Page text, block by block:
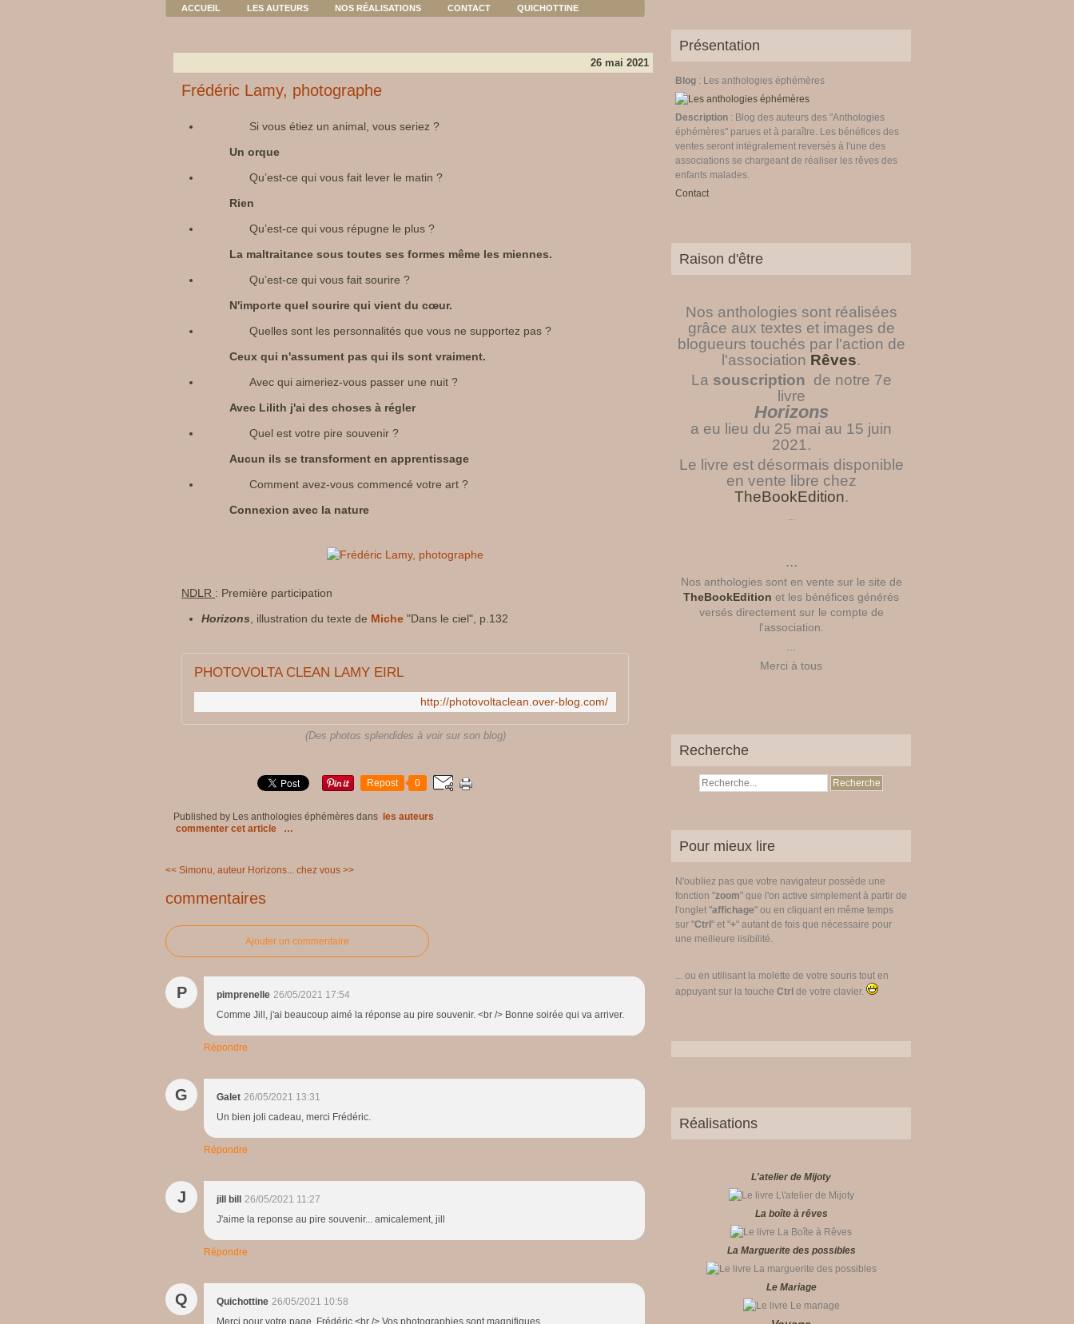
ACCUEIL LES AUTEURS NOS RÉALISATIONS CONTACT QUICHOTTINE
26 mai 2021
Frédéric Lamy, photographe
Si vous étiez un animal, vous seriez ?
Un orque
Qu’est-ce qui vous fait lever le matin ?
Rien
Qu’est-ce qui vous répugne le plus ?
La maltraitance sous toutes ses formes même les miennes.
Qu’est-ce qui vous fait sourire ?
N'importe quel sourire qui vient du cœur.
Quelles sont les personnalités que vous ne supportez pas ?
Ceux qui n'assument pas qui ils sont vraiment.
Avec qui aimeriez-vous passer une nuit ?
Avec Lilith j'ai des choses à régler
Quel est votre pire souvenir ?
Aucun ils se transforment en apprentissage
Comment avez-vous commencé votre art ?
Connexion avec la nature
NDLR : Première participation
Horizons , illustration du texte de Miche "Dans le ciel", p.132
PHOTOVOLTA CLEAN LAMY EIRL
http://photovoltaclean.over-blog.com/
(Des photos splendides à voir sur son blog)
Repost 0
Published by Les anthologies éphémères dans
les auteurs
commenter cet article
…
<< Simonu, auteur Horizons... chez vous >>
commentaires
Ajouter un commentaire
P pimprenelle 26/05/2021 17:54
Comme Jill, j'ai beaucoup aimé la réponse au pire souvenir. <br /> Bonne soirée qui va arriver.
Répondre
G Galet 26/05/2021 13:31
Un bien joli cadeau, merci Frédéric.
Répondre
J jill bill 26/05/2021 11:27
J'aime la reponse au pire souvenir... amicalement, jill
Répondre
Q Quichottine 26/05/2021 10:58
Merci pour votre page, Frédéric.<br /> Vos photographies sont magnifiques.
Présentation
Blog : Les anthologies éphémères
Description : Blog des auteurs des "Anthologies
éphémères" parues et à paraître. Les bénéfices des
ventes seront intégralement reversés à l'une des
associations se chargeant de réaliser les rêves des
enfants malades.
Contact
Raison d'être
Nos anthologies sont réalisées
grâce aux textes et images de
blogueurs touchés par l'action de
l'association Rêves.
La souscription de notre 7e
livre
Horizons
a eu lieu du 25 mai au 15 juin
2021.
Le livre est désormais disponible
en vente libre chez
TheBookEdition.
...
...
Nos anthologies sont en vente sur le site de
TheBookEdition et les bénéfices générés
versés directement sur le compte de
l'association.
Merci à tous
Recherche
Pour mieux lire
N'oubliez pas que votre navigateur possède une
fonction "zoom" que l'on active simplement à partir de
l'onglet "affichage" ou en cliquant en même temps
sur "Ctrl " et "+" autant de fois que nécessaire pour
une meilleure lisibilité.
... ou en utilisant la molette de votre souris tout en
appuyant sur la touche Ctrl de votre clavier.
Réalisations
L'atelier de Mijoty
La boîte à rêves
La Marguerite des possibles
Le Mariage